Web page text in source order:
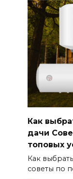
Как
дачи
топовых
Как
советы по